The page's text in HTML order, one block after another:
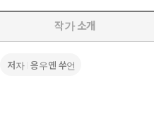
작가 소개
저자 응우옌 쑤언